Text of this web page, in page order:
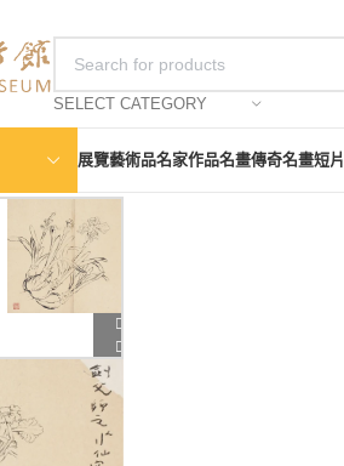
SELECT CATEGORY
展覽藝術品名家作品名畫傳奇名畫短片